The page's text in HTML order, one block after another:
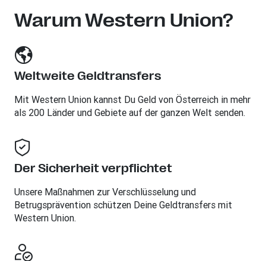
Warum Western Union?
Weltweite Geldtransfers
Mit Western Union kannst Du Geld von Österreich in mehr
als 200 Länder und Gebiete auf der ganzen Welt senden.
Der Sicherheit verpflichtet
Unsere Maßnahmen zur Verschlüsselung und
Betrugsprävention schützen Deine Geldtransfers mit
Western Union.